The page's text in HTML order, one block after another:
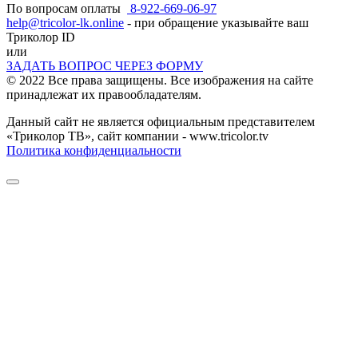
По вопросам оплаты
8-922-669-06-97
help@tricolor-lk.online - при обращение указывайте ваш
Триколор ID
или
ЗАДАТЬ ВОПРОС ЧЕРЕЗ ФОРМУ
© 2022 Все права защищены. Все изображения на сайте
принадлежат их правообладателям.
Данный сайт не является официальным представителем
«Триколор ТВ», сайт компании - www.tricolor.tv
Политика конфиденциальности